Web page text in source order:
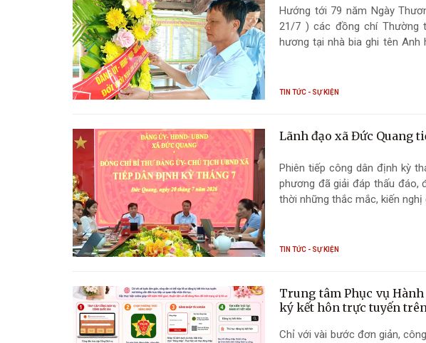
Hướng tới 79 năm Ngày
21/7 ) các đồng chí Thường
hương tại nhà bia ghi tên Anh
TIN TỨC - SỰ KIỆN
Lãnh đạo xã Đức Quang
Phiên tiếp công dân định kỳ
phương đã giải đáp thấu đáo,
thời những thắc mắc, kiến
TIN TỨC - SỰ KIỆN
Trung tâm Phục vụ
ký kết hôn trực tuyến
Chỉ với vài bước đơn giản,